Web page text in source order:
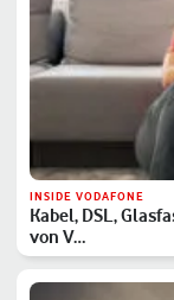
INSIDE VODAFONE
Kabel, DSL,
von V…